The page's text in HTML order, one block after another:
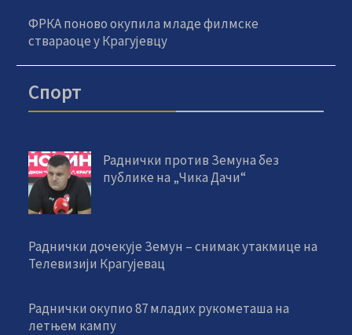
ФРКА поново окупила младе филмске
ствараоце у Крагујевцу
Спорт
Раднички против Земуна без
публике на „Чика Дачи“
Раднички дочекује Земун – снимак утакмице на
Телевизији Крагујевац
Раднички окупио 87 младих рукометаша на
летњем кампу